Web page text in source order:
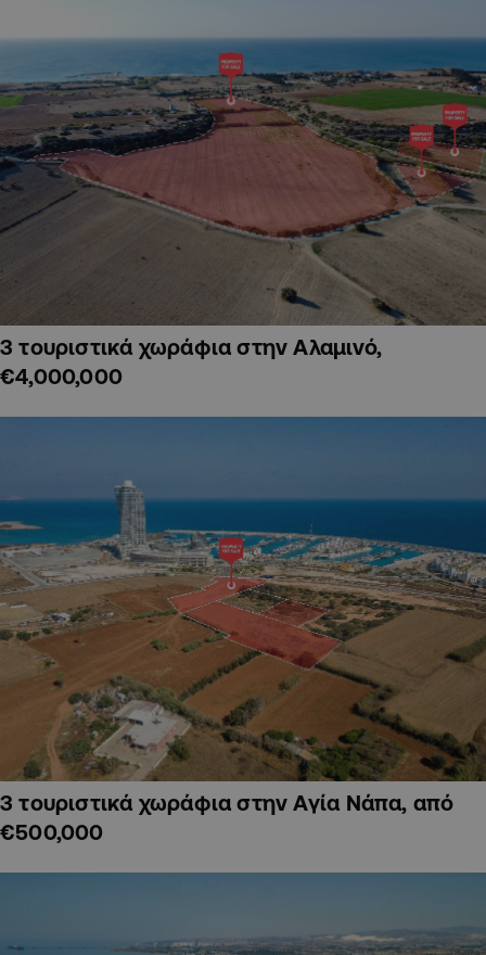
3 τουριστικά χωράφια στην Αλαμινό,
€4,000,000
3 τουριστικά χωράφια στην Αγία Νάπα, από
€500,000